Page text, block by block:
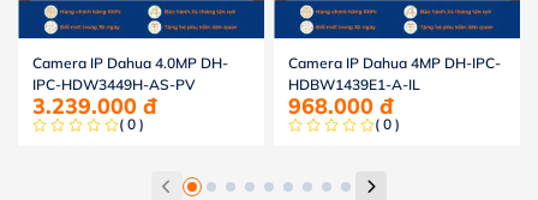
Camera IP Dahua 4.0MP DH-
IPC-HDW3449H-AS-PV
3.239.000 đ
( 0 )
Camera IP Dahua 4MP DH-IPC-
HDBW1439E1-A-IL
968.000 đ
( 0 )